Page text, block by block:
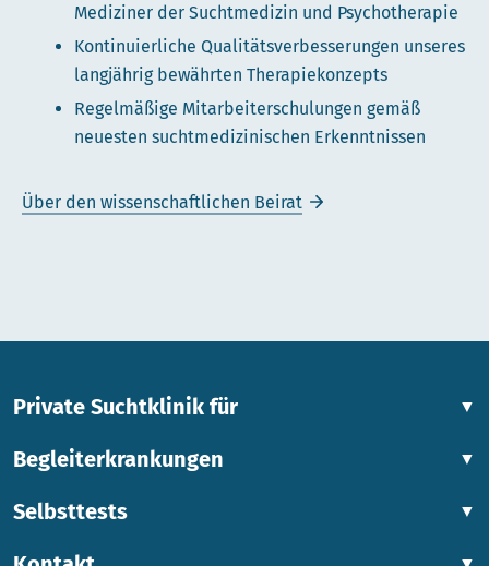
Mediziner der Suchtmedizin und Psychotherapie
Kontinuierliche Qualitätsverbesserungen unseres
langjährig bewährten Therapiekonzepts
Regelmäßige Mitarbeiterschulungen gemäß
neuesten suchtmedizinischen Erkenntnissen
Über den wissenschaftlichen Beirat
Private Suchtklinik für ▼
Begleiterkrankungen ▼
Selbsttests ▼